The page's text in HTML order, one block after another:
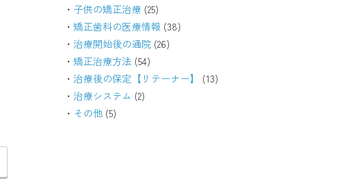
子供の矯正治療 (25)
矯正歯科の医療情報 (38)
治療開始後の通院 (26)
矯正治療方法 (54)
治療後の保定【リテーナー】
(13)
治療システム (2)
その他 (5)